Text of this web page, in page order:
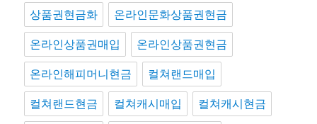
상품권현금화 온라인문화상품권현금
온라인상품권매입 온라인상품권현금
온라인해피머니현금 컬쳐랜드매입
컬쳐랜드현금 컬쳐캐시매입 컬쳐캐시현금